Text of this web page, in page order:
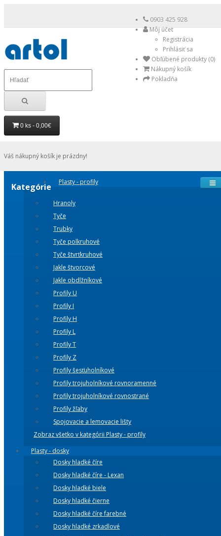
0903 425 928
Môj účet
Registrácia
Prihlásiť sa
Obľúbené produkty (0)
Nákupný košík
Pokladňa
0 ks - 0,00€
Váš nákupný košík je prázdny!
Kategórie Plasty - profily
Hranoly
Tyče
Trubky
Tyče polkruhové
Tyče štvrťkruhové
Jakle štvorcové
Jakle obdlžníkové
Profily U
Profily I
Profily H
Profily L
Profily T
Profily Z
Profily šesťuholníkové
Profily trojuholníkové rovnoramenné
Profily trojuholníkové rovnostrané
Profily žľaby
Spojovacie a lemovacie lišty
Zobraz všetko v kategórii Plasty - profily
Plasty - dosky
Dosky hladké číre
Dosky hladké číre - Lexan
Dosky hladké biele
Dosky hladké čierne
Dosky hladké číre farebné
Dosky hladké zrkadlové